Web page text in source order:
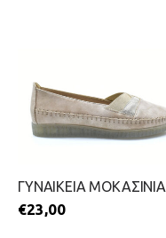
€23,00